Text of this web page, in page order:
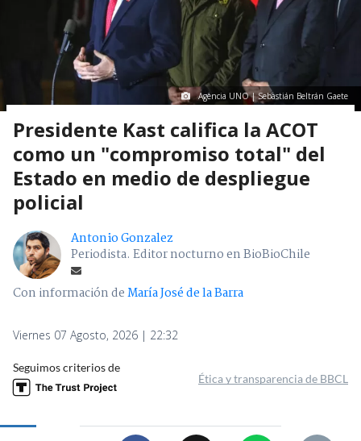
Agencia UNO | Sebastián Beltrán Gaete
Presidente Kast califica la ACOT
como un "compromiso total" del
Estado en medio de despliegue
policial
Antonio Gonzalez
Periodista. Editor nocturno en BioBioChile
Con información deMaría José de la Barra
Viernes 07 Agosto, 2026 | 22:32
Seguimos criterios de
Ética y transparencia de BBCL